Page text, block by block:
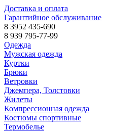
Доставка и оплата
Гарантийное обслуживание
8 3952 435-690
8 939 795-77-99
Одежда
Мужская одежда
Куртки
Брюки
Ветровки
Джемпера, Толстовки
Жилеты
Компрессионная одежда
Костюмы спортивные
Термобелье